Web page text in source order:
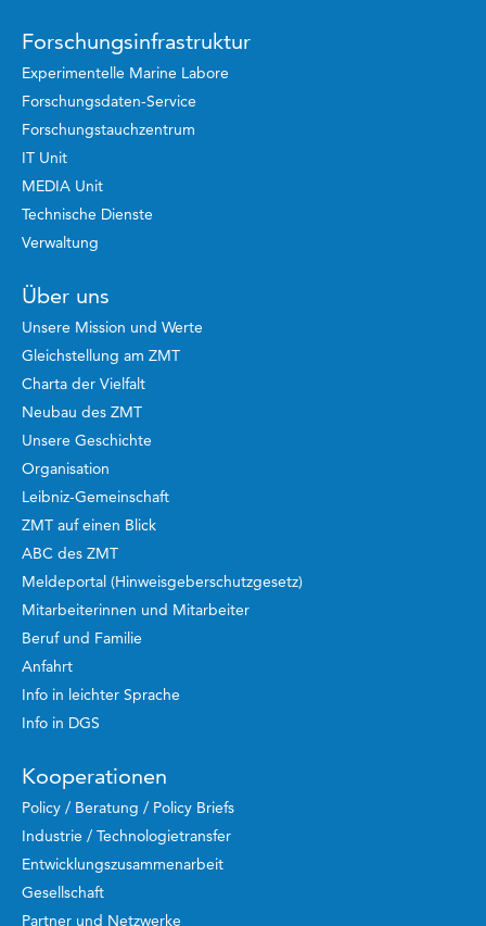
Forschungsinfrastruktur
Experimentelle Marine Labore
Forschungsdaten-Service
Forschungstauchzentrum
IT Unit
MEDIA Unit
Technische Dienste
Verwaltung
Über uns
Unsere Mission und Werte
Gleichstellung am ZMT
Charta der Vielfalt
Neubau des ZMT
Unsere Geschichte
Organisation
Leibniz-Gemeinschaft
ZMT auf einen Blick
ABC des ZMT
Meldeportal (Hinweisgeberschutzgesetz)
Mitarbeiterinnen und Mitarbeiter
Beruf und Familie
Anfahrt
Info in leichter Sprache
Info in DGS
Kooperationen
Policy / Beratung / Policy Briefs
Industrie / Technologietransfer
Entwicklungszusammenarbeit
Gesellschaft
Partner und Netzwerke